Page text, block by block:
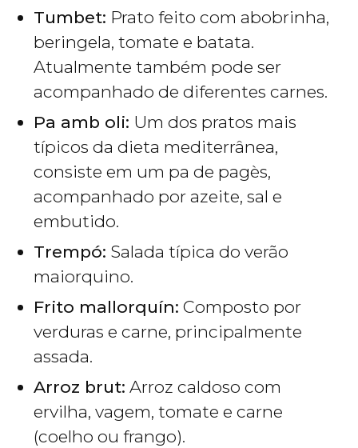
Tumbet: Prato feito com abobrinha,
beringela, tomate e batata.
Atualmente também pode ser
acompanhado de diferentes carnes.
Pa amb oli: Um dos pratos mais
típicos da dieta mediterrânea,
consiste em um pa de pagès,
acompanhado por azeite, sal e
embutido.
Trempó: Salada típica do verão
maiorquino.
Frito mallorquín: Composto por
verduras e carne, principalmente
assada.
Arroz brut: Arroz caldoso com
ervilha, vagem, tomate e carne
(coelho ou frango).